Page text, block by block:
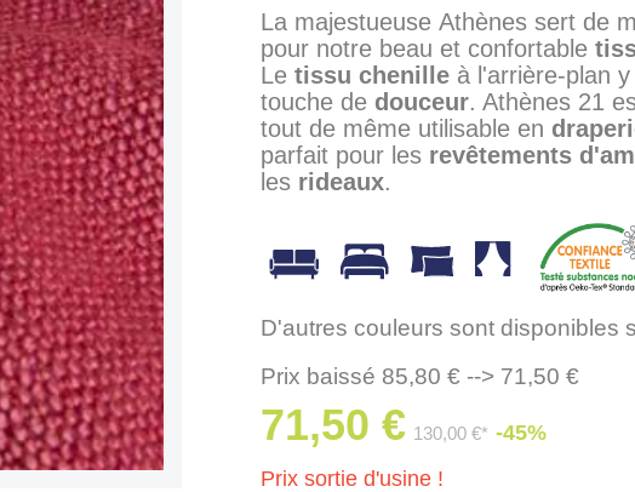
La majestueuse Athènes sert de
pour notre beau et confortable
Le tissu chenilleà l'arrière-plan y
touche de douceur. Athènes 21
tout de même utilisable en
parfait pour les revêtements
les rideaux.
D'autres couleurs sont disponibles
Prix baissé 85,80 € --> 71,50 €
71,50 € 130,00 €* -45%
Prix sortie d'usine !